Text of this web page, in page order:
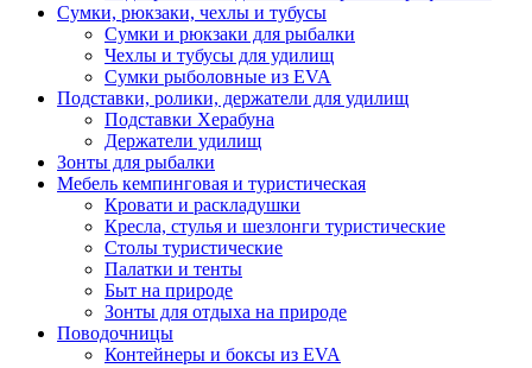
Сумки, рюкзаки, чехлы и тубусы
Сумки и рюкзаки для рыбалки
Чехлы и тубусы для удилищ
Сумки рыболовные из EVA
Подставки, ролики, держатели для удилищ
Подставки Херабуна
Держатели удилищ
Зонты для рыбалки
Мебель кемпинговая и туристическая
Кровати и раскладушки
Кресла, стулья и шезлонги туристические
Столы туристические
Палатки и тенты
Быт на природе
Зонты для отдыха на природе
Поводочницы
Контейнеры и боксы из EVA